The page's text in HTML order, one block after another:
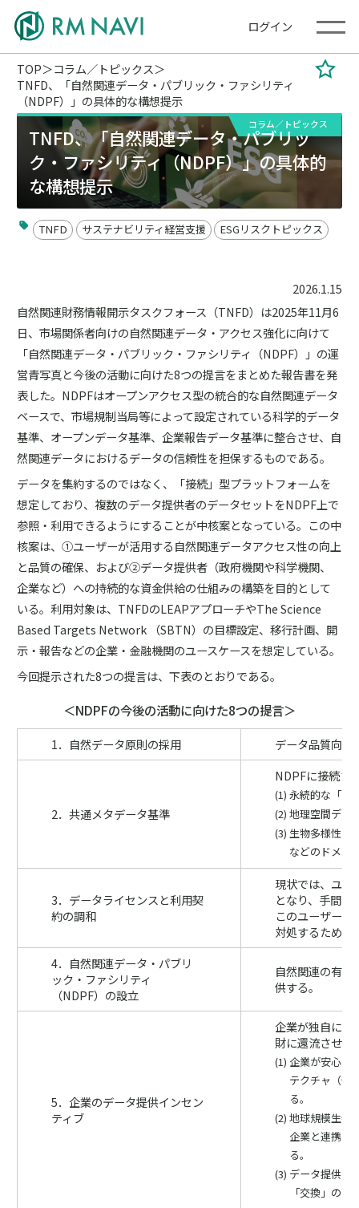
ログイン
TOP
コラム／トピックス
TNFD、「自然関連データ・パブリック・ファシリティ
（NDPF）」の具体的な構想提示
コラム／トピックス
TNFD、「自然関連データ・パブリッ
ク・ファシリティ（NDPF）」の具体的
な構想提示
TNFD サステナビリティ経営支援 ESGリスクトピックス
2026.1.15
自然関連財務情報開示タスクフォース（TNFD）は2025年11月6
日、市場関係者向けの自然関連データ・アクセス強化に向けて
「自然関連データ・パブリック・ファシリティ（NDPF）」の運
営青写真と今後の活動に向けた8つの提言をまとめた報告書を発
表した。NDPFはオープンアクセス型の統合的な自然関連データ
ベースで、市場規制当局等によって設定されている科学的データ
基準、オープンデータ基準、企業報告データ基準に整合させ、自
然関連データにおけるデータの信頼性を担保するものである。
データを集約するのではなく、「接続」型プラットフォームを
想定しており、複数のデータ提供者のデータセットをNDPF上で
参照・利用できるようにすることが中核案となっている。この中
核案は、①ユーザーが活用する自然関連データアクセス性の向上
と品質の確保、および②データ提供者（政府機関や科学機関、
企業など）への持続的な資金供給の仕組みの構築を目的として
いる。利用対象は、TNFDのLEAPアプローチやThe Science
Based Targets Network （SBTN）の目標設定、移行計画、開
示・報告などの企業・金融機関のユースケースを想定している。
今回提示された8つの提言は、下表のとおりである。
＜NDPFの今後の活動に向けた8つの提言＞
1．自然データ原則の採用 データ品質向上
2．共通メタデータ基準
NDPFに接続さ
永続的な「自
地理空間デー
生物多様性（
などのドメイ
3．データライセンスと利用契
約の調和
現状では、ユー
となり、手間と
このユーザーが
対処するため、
4．自然関連データ・パブリ
ック・ファシリティ
（NDPF）の設立
自然関連の有用
供する。
5．企業のデータ提供インセン
ティブ
企業が独自に集
財に還流させる
企業が安心し
テクチャ（例
る。
地球規模生物
企業と連携し
る。
データ提供企
「交換」の